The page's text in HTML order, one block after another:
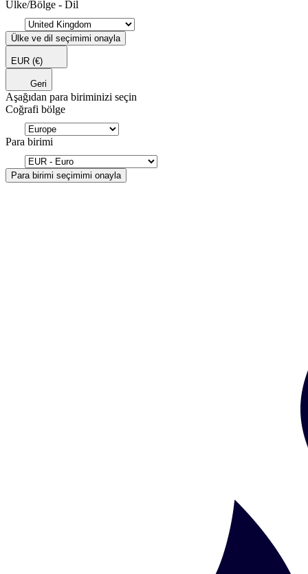
Ülke/Bölge - Dil
Ülke ve dil seçimimi onayla
EUR (€)
Geri
Aşağıdan para biriminizi seçin
Coğrafi bölge
Para birimi
Para birimi seçimimi onayla